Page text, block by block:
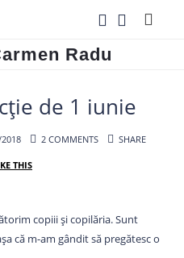
de 1 iunie
2 COMMENTS SHARE
THIS
copiii și copilăria. Sunt
că m-am gândit să pregătesc o